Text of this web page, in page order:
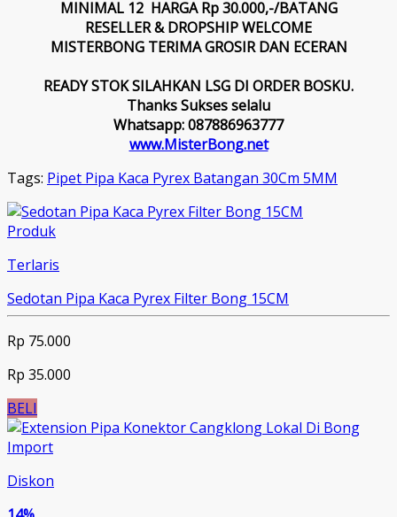
MINIMAL 12 HARGA Rp 30.000,-/BATANG
RESELLER & DROPSHIP WELCOME
MISTERBONG TERIMA GROSIR DAN ECERAN
READY STOK SILAHKAN LSG DI ORDER BOSKU.
Thanks Sukses selalu
Whatsapp: 087886963777
www.MisterBong.net
Tags: Pipet Pipa Kaca Pyrex Batangan 30Cm 5MM
Produk
Terlaris
Sedotan Pipa Kaca Pyrex Filter Bong 15CM
Rp 75.000
Rp 35.000
BELI
Diskon